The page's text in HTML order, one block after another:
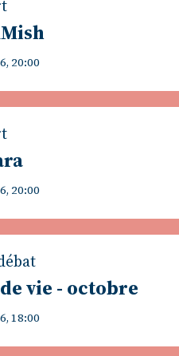
20:00
20:00
vie - octobre
18:00